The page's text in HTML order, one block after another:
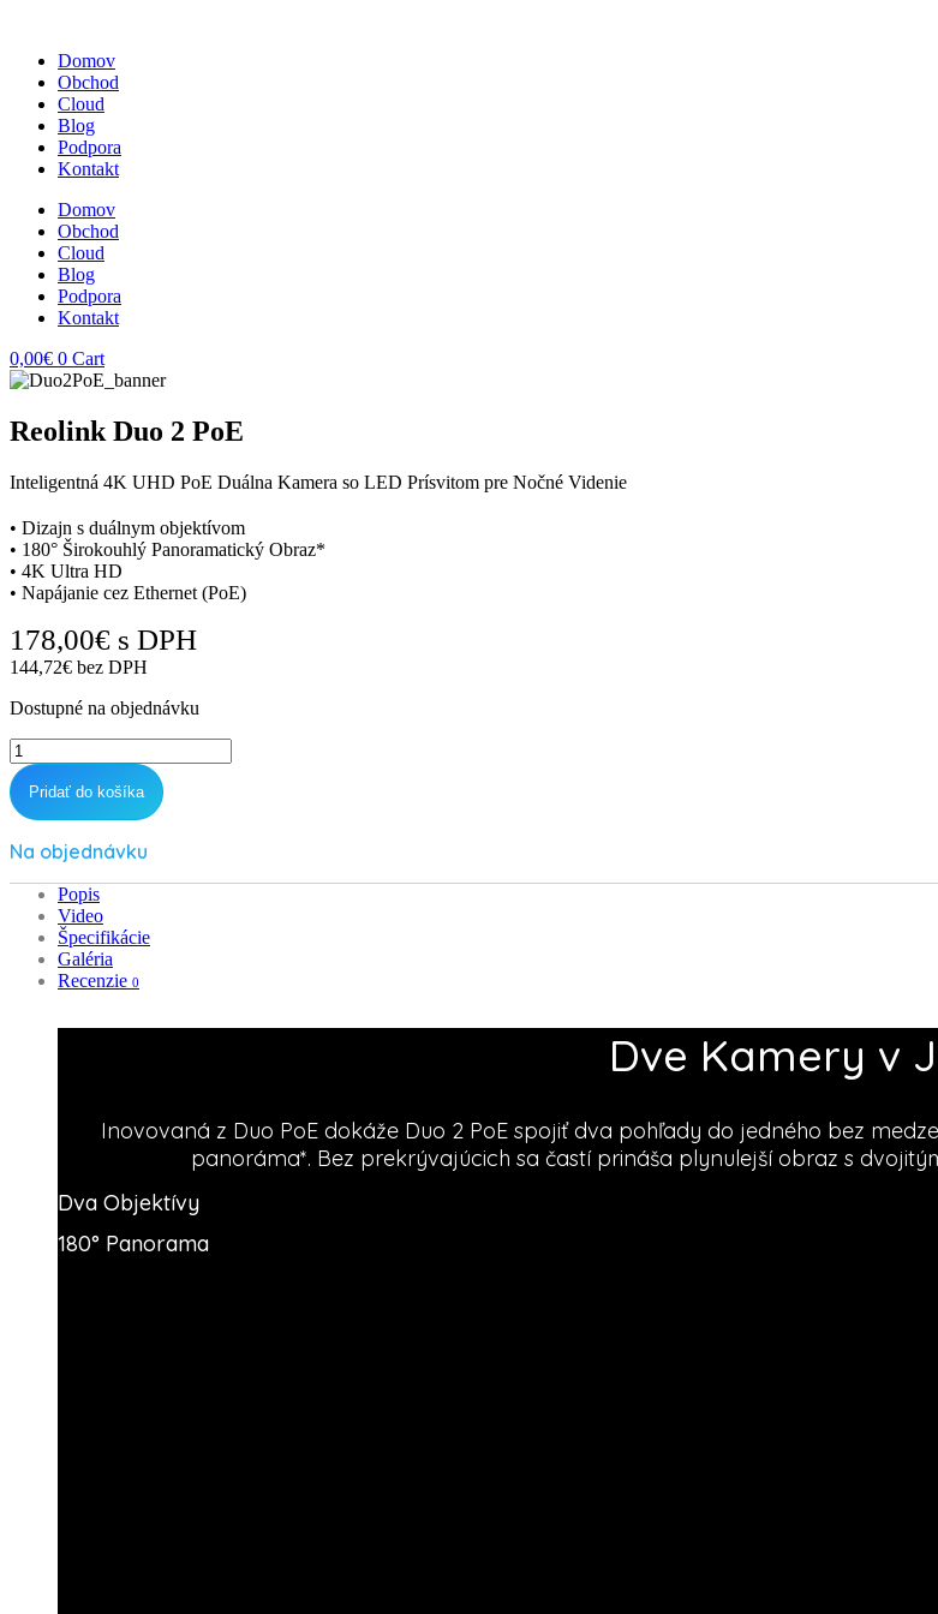
Domov
Obchod
Cloud
Blog
Podpora
Kontakt
Domov
Obchod
Cloud
Blog
Podpora
Kontakt
0,00€ 0 Cart
Reolink Duo 2 PoE
Inteligentná 4K UHD PoE Duálna Kamera so LED Prísvitom pre Nočné Videnie
• Dizajn s duálnym objektívom
• 180° Širokouhlý Panoramatický Obraz*
• 4K Ultra HD
• Napájanie cez Ethernet (PoE)
178,00€ s DPH
144,72€ bez DPH
Dostupné na objednávku
Duo
2
PoE
quantity
Pridať do košíka
Na objednávku
Popis
Video
Špecifikácie
Galéria
Recenzie 0
Dve Kamery v
Inovovaná z Duo PoE dokáže Duo 2 PoE spojiť dva pohľady do jedného bez
panoráma*. Bez prekrývajúcich sa častí prináša plynulejší obraz s
Dva Objektívy
180° Panorama